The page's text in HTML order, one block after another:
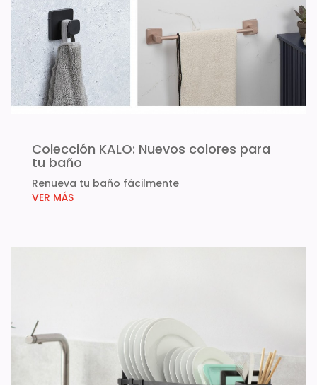
Colección KALO: Nuevos colores para
tu baño
Renueva tu baño fácilmente
VER MÁS